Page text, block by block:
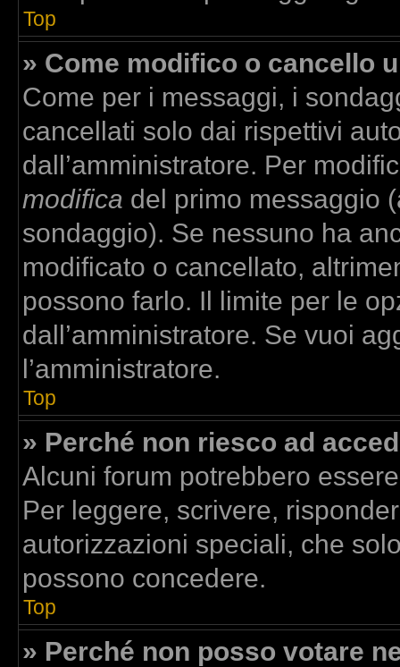
Top
» Come modifico o cancello
Come per i messaggi, i
cancellati solo dai rispettivi
dall’amministratore. Per
modifica del primo messaggio
sondaggio). Se nessuno ha
modificato o cancellato,
possono farlo. Il limite per le
dall’amministratore. Se vuoi
l’amministratore.
Top
» Perché non riesco ad
Alcuni forum potrebbero
Per leggere, scrivere,
autorizzazioni speciali, che
possono concedere.
Top
» Perché non posso votare